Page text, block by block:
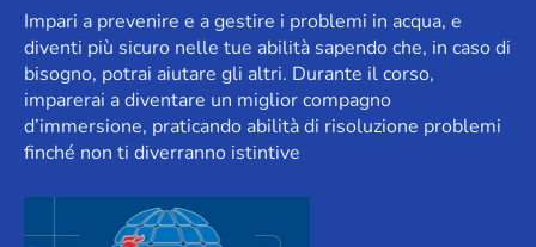
Impari a prevenire e a gestire i problemi in acqua, e
diventi più sicuro nelle tue abilità sapendo che, in caso di
bisogno, potrai aiutare gli altri. Durante il corso,
imparerai a diventare un miglior compagno
d’immersione, praticando abilità di risoluzione problemi
finché non ti diverranno istintive